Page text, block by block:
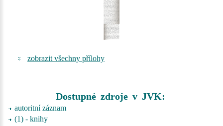
zobrazit všechny přílohy
Dostupné zdroje v JVK:
autoritní záznam
(1) - knihy